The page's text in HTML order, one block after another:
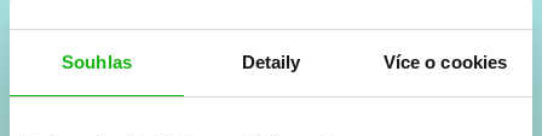
Souhlas Detaily Více o cookies
Vše kolem #youngadult každý měsíc rovnou do mailu!
a seriálové adaptace a další.